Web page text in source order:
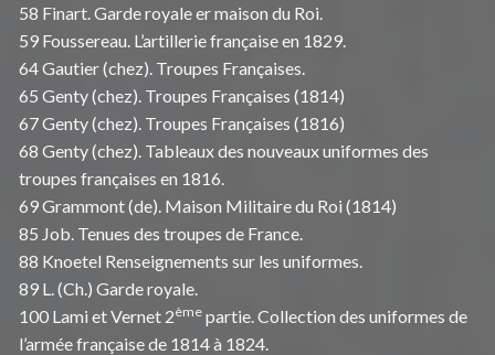
58 Finart. Garde royale er maison du Roi.
59 Foussereau. L’artillerie française en 1829.
64 Gautier (chez). Troupes Françaises.
65 Genty (chez). Troupes Françaises (1814)
67 Genty (chez). Troupes Françaises (1816)
68 Genty (chez). Tableaux des nouveaux uniformes des
troupes françaises en 1816.
69 Grammont (de). Maison Militaire du Roi (1814)
85 Job. Tenues des troupes de France.
88 Knoetel Renseignements sur les uniformes.
89 L. (Ch.) Garde royale.
100 Lami et Vernet 2ème partie. Collection des uniformes de
l’armée française de 1814 à 1824.